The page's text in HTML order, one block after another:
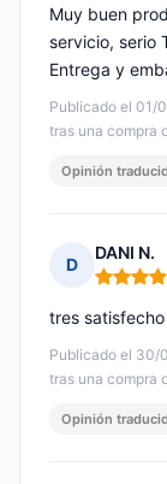
Publicado el 01/
tras una compra
Muy buen
servicio, serio
Entrega y
Opinión
D
DANI N.
Nota: 5
Publicado el 30/
tras una compra
tres satisfecho
Opinión